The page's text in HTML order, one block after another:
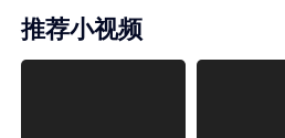
推荐小视频